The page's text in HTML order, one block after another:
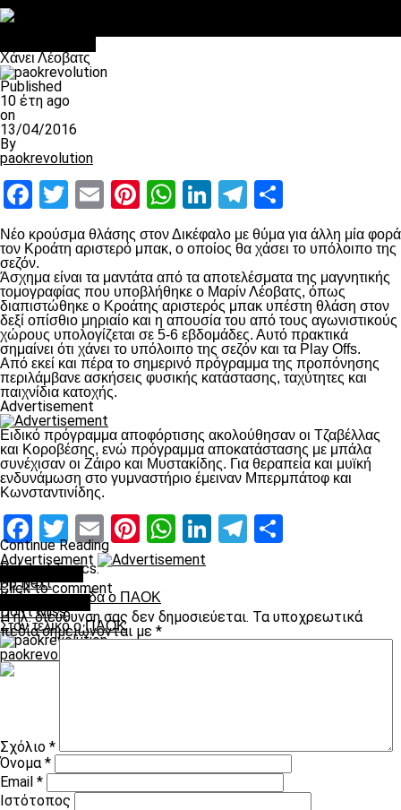
Χάνει Λέοβατς
Published
10 έτη ago
on
13/04/2016
By
paokrevolution
Facebook
Twitter
EmailPinterest
WhatsApp
LinkedIn
Telegram
Νέο κρούσμα θλάσης στον Δικέφαλο με θύμα για άλλη μία φορά
τον Κροάτη αριστερό μπακ, ο οποίος θα χάσει το υπόλοιπο της
σεζόν.
Άσχημα είναι τα μαντάτα από τα αποτελέσματα της μαγνητικής
τομογραφίας που υποβλήθηκε ο Μαρίν Λέοβατς, όπως
διαπιστώθηκε ο Κροάτης αριστερός μπακ υπέστη θλάση στον
δεξί οπίσθιο μηριαίο και η απουσία του από τους αγωνιστικούς
χώρους υπολογίζεται σε 5-6 εβδομάδες. Αυτό πρακτικά
σημαίνει ότι χάνει το υπόλοιπο της σεζόν και τα Play Offs.
Από εκεί και πέρα το σημερινό πρόγραμμα της προπόνησης
περιλάμβανε ασκήσεις φυσικής κατάστασης, ταχύτητες και
παιχνίδια κατοχής.
Advertisement
Ειδικό πρόγραμμα αποφόρτισης ακολούθησαν οι Τζαβέλλας
και Κοροβέσης, ενώ πρόγραμμα αποκατάστασης με μπάλα
συνέχισαν οι Ζάιρο και Μυστακίδης. Για θεραπεία και μυϊκή
ενδυνάμωση στο γυμναστήριο έμειναν Μπερμπάτοφ και
Κωνσταντινίδης.
Facebook
Twitter
EmailPinterest
WhatsApp
LinkedIn
Telegram
Related Topics:
Up Next
Καλύτερη ομάδα ο ΠΑΟΚ
Don't Miss
Στον τελικό ο ΠΑΟΚ
paokrevolution
Continue Reading
Advertisement
Click to comment
Η ηλ. διεύθυνση σας δεν δημοσιεύεται. Τα υποχρεωτικά
πεδία σημειώνονται με *
Σχόλιο *
Όνομα*
Email *
Ιστότοπος